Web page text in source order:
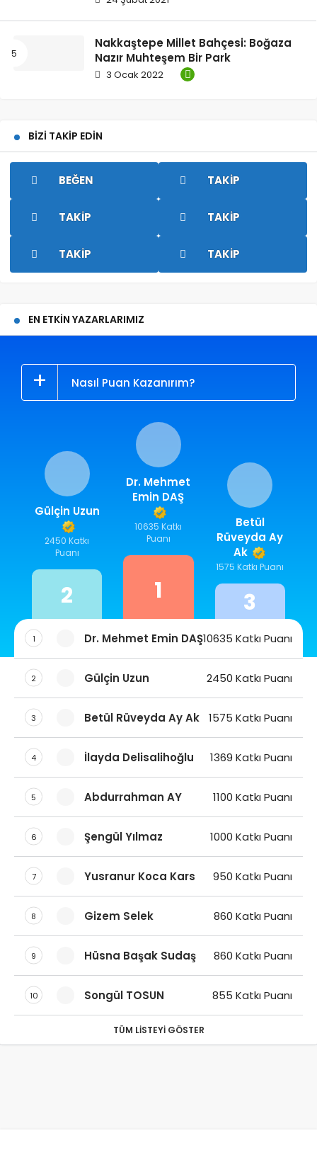
Nakkaştepe Millet Bahçesi: Boğaza
Nazır Muhteşem Bir Park
3 Ocak 2022
BIZI TAKIP EDIN
BEĞEN TAKIP
TAKIP TAKIP
TAKIP TAKIP
EN ETKIN YAZARLARIMIZ
Nasıl Puan Kazanırım?
Dr. Mehmet
Emin DAŞ
10635 Katkı
Puanı
1
Gülçin Uzun
2450 Katkı
Puanı
2
Betül
Rüveyda Ay
Ak
1575 Katkı Puanı
3
1 Dr. Mehmet Emin DAŞ10635 Katkı Puanı
2 Gülçin Uzun 2450 Katkı Puanı
3 Betül Rüveyda Ay Ak 1575 Katkı Puanı
4 İlayda Delisalihoğlu 1369 Katkı Puanı
5 Abdurrahman AY 1100 Katkı Puanı
6 Şengül Yılmaz 1000 Katkı Puanı
7 Yusranur Koca Kars 950 Katkı Puanı
8 Gizem Selek 860 Katkı Puanı
9 Hüsna Başak Sudaş 860 Katkı Puanı
10 Songül TOSUN 855 Katkı Puanı
TÜM LISTEYI GÖSTER